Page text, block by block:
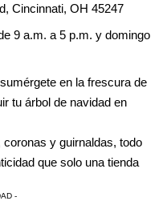
Cincinnati, OH 45247
9 a.m. a 5 p.m. y domingo
en la frescura de
tu árbol de navidad en
y guirnaldas, todo
que solo una tienda
-